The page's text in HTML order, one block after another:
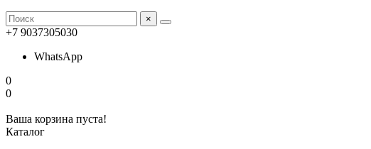
×
+7 9037305030
WhatsApp
0
0
Ваша корзина пуста!
Каталог